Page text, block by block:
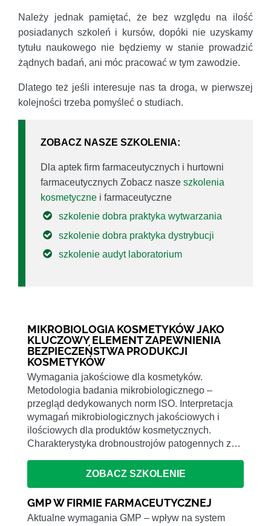
Należy jednak pamiętać, że bez względu na ilość
posiadanych szkoleń i kursów, dopóki nie uzyskamy
tytułu naukowego nie będziemy w stanie prowadzić
żądnych badań, ani móc pracować w tym zawodzie.
Dlatego też jeśli interesuje nas ta droga, w pierwszej
kolejności trzeba pomyśleć o studiach.
ZOBACZ NASZE SZKOLENIA:
Dla aptek firm farmaceutycznych i hurtowni
farmaceutycznych Zobacz nasze szkolenia
kosmetyczne i farmaceutyczne
szkolenie dobra praktyka wytwarzania
szkolenie dobra praktyka dystrybucji
szkolenie audyt laboratorium
MIKROBIOLOGIA KOSMETYKÓW JAKO
KLUCZOWY ELEMENT ZAPEWNIENIA
BEZPIECZEŃSTWA PRODUKCJI
KOSMETYKÓW
Wymagania jakościowe dla kosmetyków.
Metodologia badania mikrobiologicznego –
przegląd dedykowanych norm ISO. Interpretacja
wymagań mikrobiologicznych jakościowych i
ilościowych dla produktów kosmetycznych.
Charakterystyka drobnoustrojów patogennych z…
ZOBACZ SZKOLENIE
GMP W FIRMIE FARMACEUTYCZNEJ
Aktualne wymagania GMP – wpływ na system